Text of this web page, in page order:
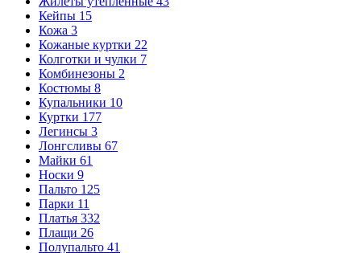
Кейпы 15
Кожа 3
Кожаные куртки 22
Колготки и чулки 7
Комбинезоны 2
Костюмы 8
Купальники 10
Куртки 177
Легинсы 3
Лонгсливы 67
Майки 61
Носки 9
Пальто 125
Парки 11
Платья 332
Плащи 26
Полупальто 41